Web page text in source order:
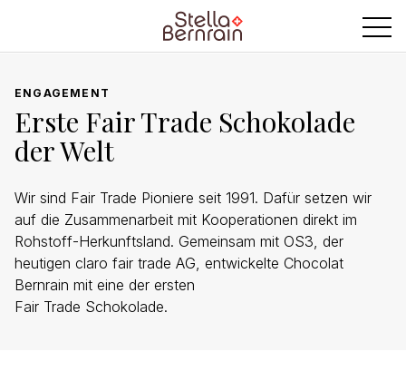
ENGAGEMENT
Erste Fair Trade Schokolade
der Welt
Wir sind Fair Trade Pioniere seit 1991. Dafür setzen wir
auf die Zusammenarbeit mit Kooperationen direkt im
Rohstoff-Herkunftsland. Gemeinsam mit OS3, der
heutigen claro fair trade AG, entwickelte Chocolat
Bernrain mit eine der ersten
Fair Trade Schokolade.